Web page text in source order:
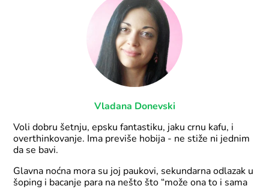
Vladana Donevski
Voli dobru šetnju, epsku fantastiku, jaku crnu kafu, i
overthinkovanje. Ima previše hobija - ne stiže ni jednim
da se bavi.
Glavna noćna mora su joj paukovi, sekundarna odlazak u
šoping i bacanje para na nešto što “može ona to i sama